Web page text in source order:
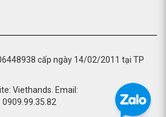
cấp ngày 14/02/2011 tại TP
Viethands. Email: